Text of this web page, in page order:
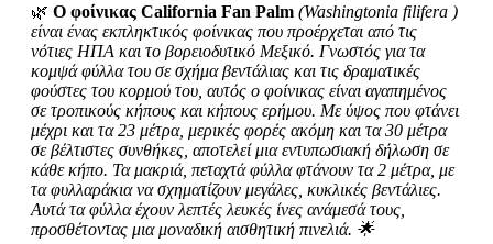
🌿 Ο φοίνικας California Fan Palm (Washingtonia filifera )
είναι ένας εκπληκτικός φοίνικας που προέρχεται από τις
νότιες ΗΠΑ και το βορειοδυτικό Μεξικό. Γνωστός για τα
κομψά φύλλα του σε σχήμα βεντάλιας και τις δραματικές
φούστες του κορμού του, αυτός ο φοίνικας είναι αγαπημένος
σε τροπικούς κήπους και κήπους ερήμου. Με ύψος που φτάνει
μέχρι και τα 23 μέτρα, μερικές φορές ακόμη και τα 30 μέτρα
σε βέλτιστες συνθήκες, αποτελεί μια εντυπωσιακή δήλωση σε
κάθε κήπο. Τα μακριά, πεταχτά φύλλα φτάνουν τα 2 μέτρα, με
τα φυλλαράκια να σχηματίζουν μεγάλες, κυκλικές βεντάλιες.
Αυτά τα φύλλα έχουν λεπτές λευκές ίνες ανάμεσά τους,
προσθέτοντας μια μοναδική αισθητική πινελιά. 🌟